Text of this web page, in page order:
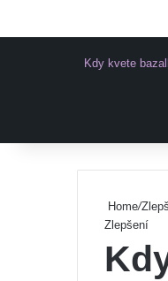
Kdy kvete
Home/
Zlepšení